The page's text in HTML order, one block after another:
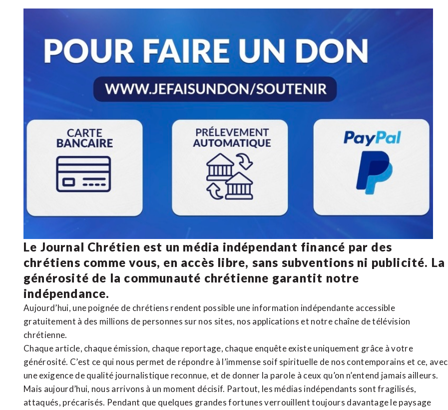
Le Journal Chrétien est un média indépendant financé par des
chrétiens comme vous, en accès libre, sans subventions ni publicité. La
générosité de la communauté chrétienne garantit notre
indépendance.
Aujourd’hui, une poignée de chrétiens rendent possible une information indépendante accessible
gratuitement à des millions de personnes sur nos sites, nos applications et notrechaîne de télévision
chrétienne.
Chaque article, chaque émission, chaque reportage, chaque enquête existe uniquement grâce à votre
générosité. C’est ce qui nous permet de répondre à l’immense soif spirituelle de nos contemporains et ce, avec
une exigence de qualité journalistique reconnue, et de donner la parole à ceux qu’on n’entend jamais ailleurs.
Mais aujourd’hui, nous arrivons à un moment décisif. Partout, les médias indépendants sont fragilisés,
attaqués, précarisés. Pendant que quelques grandes fortunes verrouillent toujours davantage le paysage